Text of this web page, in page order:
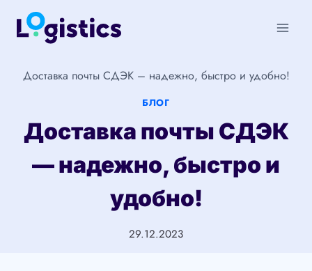
Перейти
Доставка почты СДЭК – надежно, быстро и удобно!
БЛОГ
Доставка почты СДЭК
— надежно, быстро и
удобно!
29.12.2023